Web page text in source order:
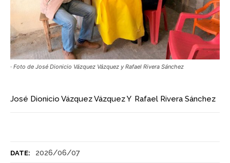
DATE: 2026/06/07
· Foto de José Dionicio Vázquez Vázquez y Rafael Rivera Sánchez
José Dionicio Vázquez VázquezY Rafael Rivera Sánchez